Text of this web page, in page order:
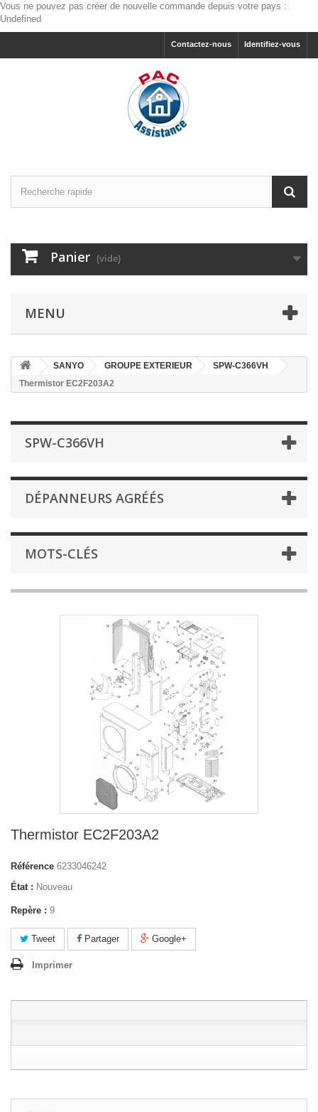
Vous ne pouvez pas créer de nouvelle commande depuis votre pays :
Undefined
Identifiez-vous
Contactez-nous
Panier (vide)
MENU
SANYO GROUPE EXTERIEUR
SPW-C366VH
Thermistor EC2F203A2
SPW-C366VH
DÉPANNEURS AGRÉÉS
MOTS-CLÉS
Thermistor EC2F203A2
Référence 6233046242
État : Nouveau
Repère : 9
Tweet Partager Google+
Imprimer